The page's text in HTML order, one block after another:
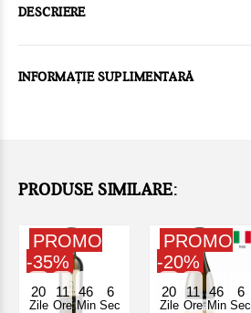
DESCRIERE
INFORMAȚIE SUPLIMENTARĂ
PRODUSE SIMILARE:
20
Zile
11
Ore
46
Min
5
Sec
PROMO
-35%
20
Zile
11
Ore
46
Min
5
Sec
PROMO
-20%